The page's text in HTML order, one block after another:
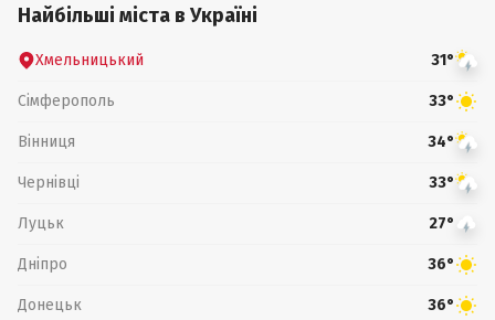
Найбільші міста в Україні
Хмельницький 31°
Сімферополь 33°
Вінниця 34°
Чернівці 33°
Луцьк 27°
Дніпро 36°
Донецьк 36°